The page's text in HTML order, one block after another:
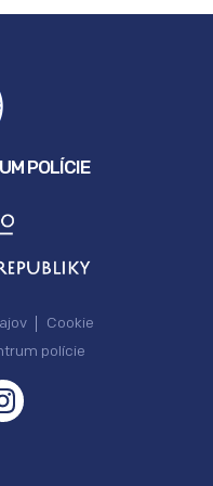
POLÍCIE
Cookie
polície